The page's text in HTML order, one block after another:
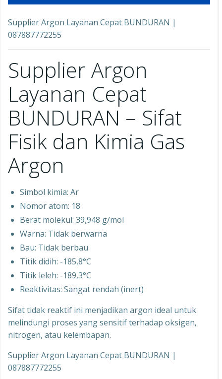
Supplier Argon Layanan Cepat BUNDURAN |
087887772255
Supplier Argon
Layanan Cepat
BUNDURAN – Sifat
Fisik dan Kimia Gas
Argon
Simbol kimia: Ar
Nomor atom: 18
Berat molekul: 39,948 g/mol
Warna: Tidak berwarna
Bau: Tidak berbau
Titik didih: -185,8°C
Titik leleh: -189,3°C
Reaktivitas: Sangat rendah (inert)
Sifat tidak reaktif ini menjadikan argon ideal untuk
melindungi proses yang sensitif terhadap oksigen,
nitrogen, atau kelembapan.
Supplier Argon Layanan Cepat BUNDURAN |
087887772255